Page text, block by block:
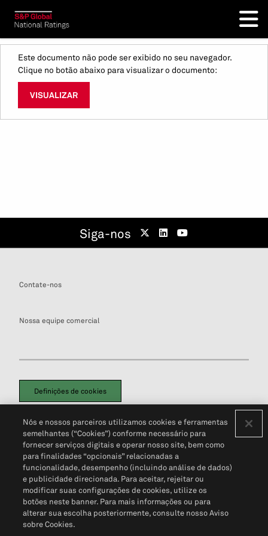
Este documento não pode ser exibido no seu navegador.
Clique no botão abaixo para visualizar o documento:
VISUALIZAR
Siga-nos
Contate-nos
Nossa equipe comercial
Definições de cookies
Política de PrivacidadePortal de privacidade do cliente (em inglês)
Não Venda Minhas Informações Pessoais© 2026 S&P Global
Nós e nossos parceiros utilizamos cookies e ferramentas
semelhantes (“Cookies”) conforme necessário para
fornecer serviços digitais e operar nosso site, bem como
para finalidades “opcionais” relacionadas a
funcionalidade, desempenho (incluindo análise de dados)
e publicidade direcionada. Para aceitar, rejeitar ou
modificar suas configurações de cookies, utilize os
botões neste banner. Para mais informações ou para
alterar sua escolha posteriormente, consulte nosso Aviso
sobre Cookies.